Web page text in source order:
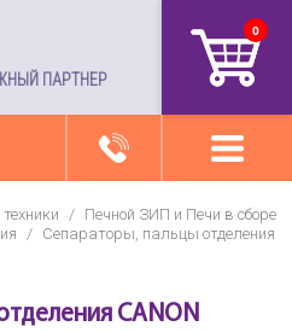
ПАРТНЕР
0
/
Печной ЗИП и Печи в сборе
/
Сепараторы, пальцы отделения
CANON